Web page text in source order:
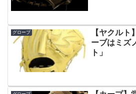
グローブ
【ヤクルト
ーブはミズ
ト」